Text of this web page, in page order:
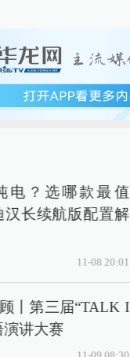
电？选哪款最值
汉长续航版配置解
11-08 20:01
丨第三届“TALK I
演讲大赛